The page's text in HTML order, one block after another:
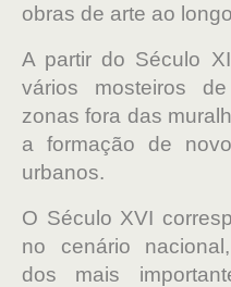
obras de arte ao
A partir do Século
vários mosteiros
zonas fora das
a formação de
urbanos.
O Século XVI
no cenário
dos mais